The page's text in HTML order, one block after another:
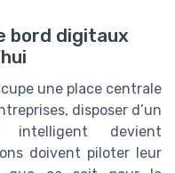
bord digitaux
une place centrale
disposer d’un
devient
doivent piloter leur